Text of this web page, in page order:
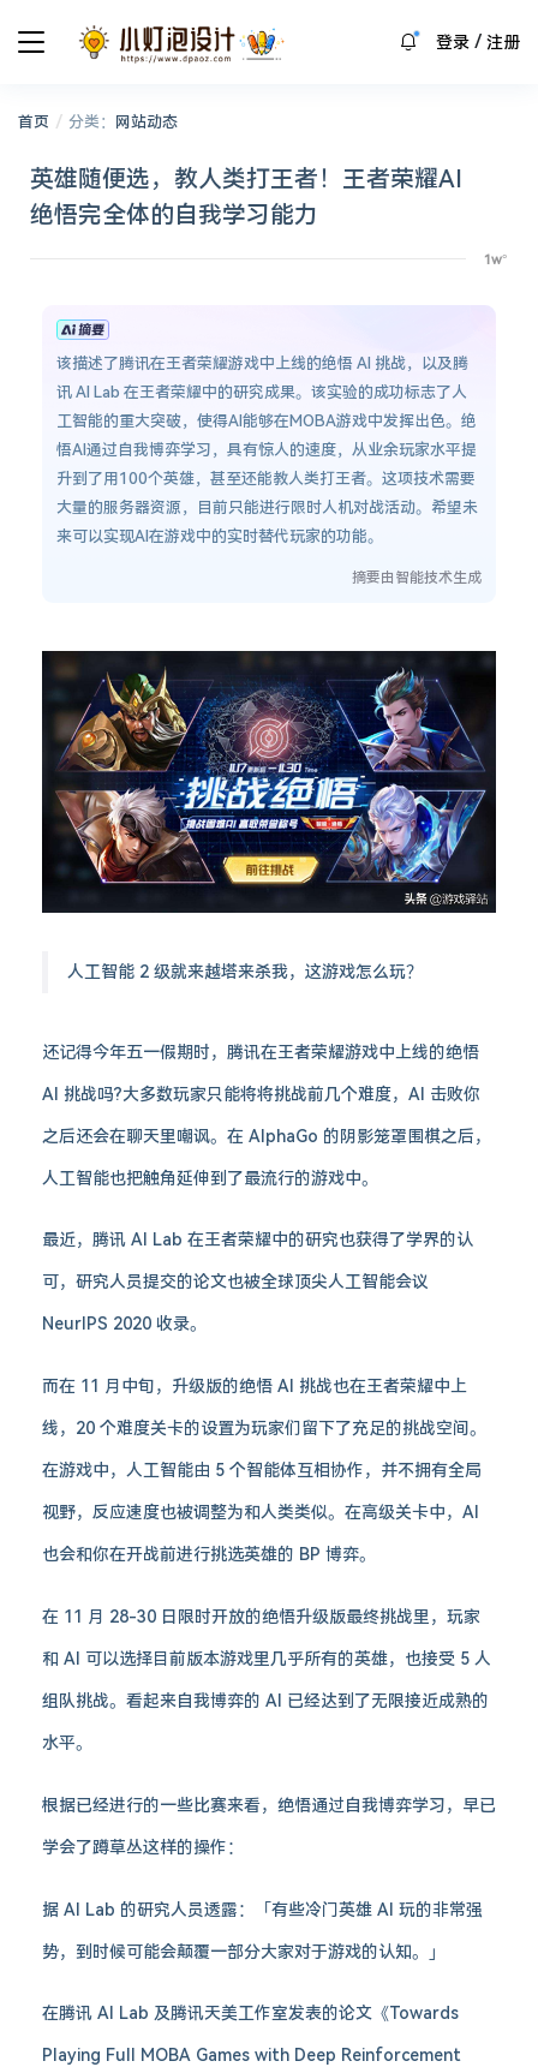
登录/ 注册
首页 / 分类： 网站动态
英雄随便选，教人类打王者！王者荣耀AI
绝悟完全体的自我学习能力
该描述了腾讯在王者荣耀游戏中上线的绝悟 AI 挑战，以及腾
讯 AI Lab 在王者荣耀中的研究成果。该实验的成功标志了人
工智能的重大突破，使得AI能够在MOBA游戏中发挥出色。绝
悟AI通过自我博弈学习，具有惊人的速度，从业余玩家水平提
升到了用100个英雄，甚至还能教人类打王者。这项技术需要
大量的服务器资源，目前只能进行限时人机对战活动。希望未
来可以实现AI在游戏中的实时替代玩家的功能。
摘要由智能技术生成
人工智能 2 级就来越塔来杀我，这游戏怎么玩？
还记得今年五一假期时，腾讯在王者荣耀游戏中上线的绝悟
AI 挑战吗?大多数玩家只能将将挑战前几个难度，AI 击败你
之后还会在聊天里嘲讽。在 AlphaGo 的阴影笼罩围棋之后，
人工智能也把触角延伸到了最流行的游戏中。
最近，腾讯 AI Lab 在王者荣耀中的研究也获得了学界的认
可，研究人员提交的论文也被全球顶尖人工智能会议
NeurIPS 2020 收录。
而在 11 月中旬，升级版的绝悟 AI 挑战也在王者荣耀中上
线，20 个难度关卡的设置为玩家们留下了充足的挑战空间。
在游戏中，人工智能由 5 个智能体互相协作，并不拥有全局
视野，反应速度也被调整为和人类类似。在高级关卡中，AI
也会和你在开战前进行挑选英雄的 BP 博弈。
在 11 月 28-30 日限时开放的绝悟升级版最终挑战里，玩家
和 AI 可以选择目前版本游戏里几乎所有的英雄，也接受 5 人
组队挑战。看起来自我博弈的 AI 已经达到了无限接近成熟的
水平。
根据已经进行的一些比赛来看，绝悟通过自我博弈学习，早已
学会了蹲草丛这样的操作：
据 AI Lab 的研究人员透露：「有些冷门英雄 AI 玩的非常强
势，到时候可能会颠覆一部分大家对于游戏的认知。」
在腾讯 AI Lab 及腾讯天美工作室发表的论文《Towards
Playing Full MOBA Games with Deep Reinforcement